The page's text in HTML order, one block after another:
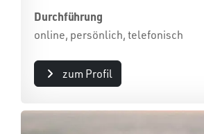
Durchführung
online, persönlich, telefonisch
zum Profil